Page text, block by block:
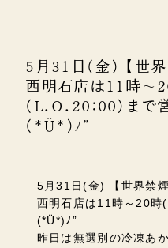
5月31日(金)【世界
西明石店は11時～
(L.O.20:00)まで
(*Ü*)ﾉ”
5月31日(金) 【世界禁煙
西明石店は11時～20
(*Ü*)ﾉ”
昨日は無選別の冷凍あ